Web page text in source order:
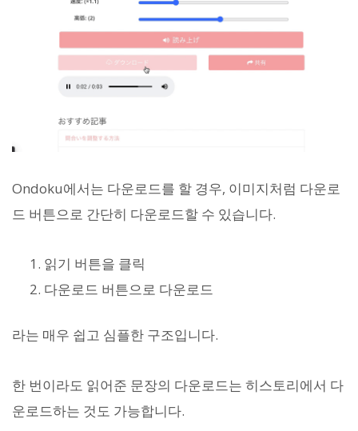
Ondoku에서는 다운로드를 할 경우, 이미지처럼 다운로
드 버튼으로 간단히 다운로드할 수 있습니다.
읽기 버튼을 클릭
다운로드 버튼으로 다운로드
라는 매우 쉽고 심플한 구조입니다.
한 번이라도 읽어준 문장의 다운로드는 히스토리에서 다
운로드하는 것도 가능합니다.